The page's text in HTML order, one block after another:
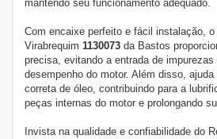
mantendo seu funcionamento adequado.
Com encaixe perfeito e fácil instalação, o
Virabrequim 1130073 da Bastos
precisa, evitando a entrada de impurezas
desempenho do motor. Além disso,
correta de óleo, contribuindo para a
peças internas do motor e prolongando
Invista na qualidade e confiabilidade do